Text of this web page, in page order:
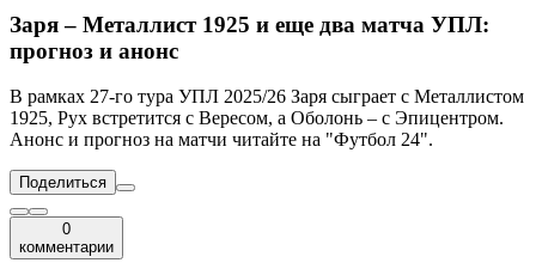
Заря – Металлист 1925 и еще два матча УПЛ:
прогноз и анонс
В рамках 27-го тура УПЛ 2025/26 Заря сыграет с Металлистом
1925, Рух встретится с Вересом, а Оболонь – с Эпицентром.
Анонс и прогноз на матчи читайте на "Футбол 24".
Поделиться
0
комментарии